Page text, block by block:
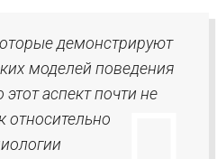
демонстрируют
моделей поведения
аспект почти не
относительно